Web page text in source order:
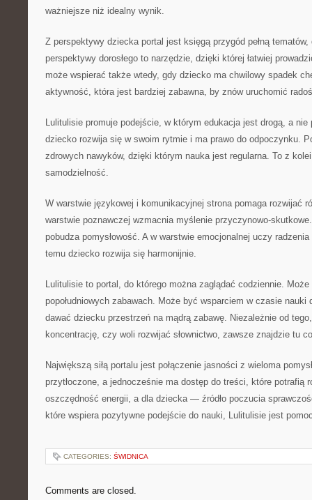
ważniejsze niż idealny wynik.
Z perspektywy dziecka portal jest księgą przygód pełną
perspektywy dorosłego to narzędzie, dzięki której łatwiej
może wspierać także wtedy, gdy dziecko ma chwilowy spadek
aktywność, która jest bardziej zabawna, by znów uruchomić
Lulitulisie promuje podejście, w którym edukacja jest drogą, a nie
dziecko rozwija się w swoim rytmie i ma prawo do odpoczynku.
zdrowych nawyków, dzięki którym nauka jest regularna. To z
samodzielność.
W warstwie językowej i komunikacyjnej strona pomaga rozwijać
warstwie poznawczej wzmacnia myślenie przyczynowo-
pobudza pomysłowość. A w warstwie emocjonalnej uczy
temu dziecko rozwija się harmonijnie.
Lulitulisie to portal, do którego można zaglądać codziennie.
popołudniowych zabawach. Może być wsparciem w czasie nauki
dawać dziecku przestrzeń na mądrą zabawę. Niezależnie od
koncentrację, czy woli rozwijać słownictwo, zawsze znajdzie tu
Największą siłą portalu jest połączenie jasności z wieloma
przytłoczone, a jednocześnie ma dostęp do treści, które potrafią
oszczędność energii, a dla dziecka — źródło poczucia
które wspiera pozytywne podejście do nauki, Lulitulisie jest
CATEGORIES: ŚWIDNICA
Comments are closed.